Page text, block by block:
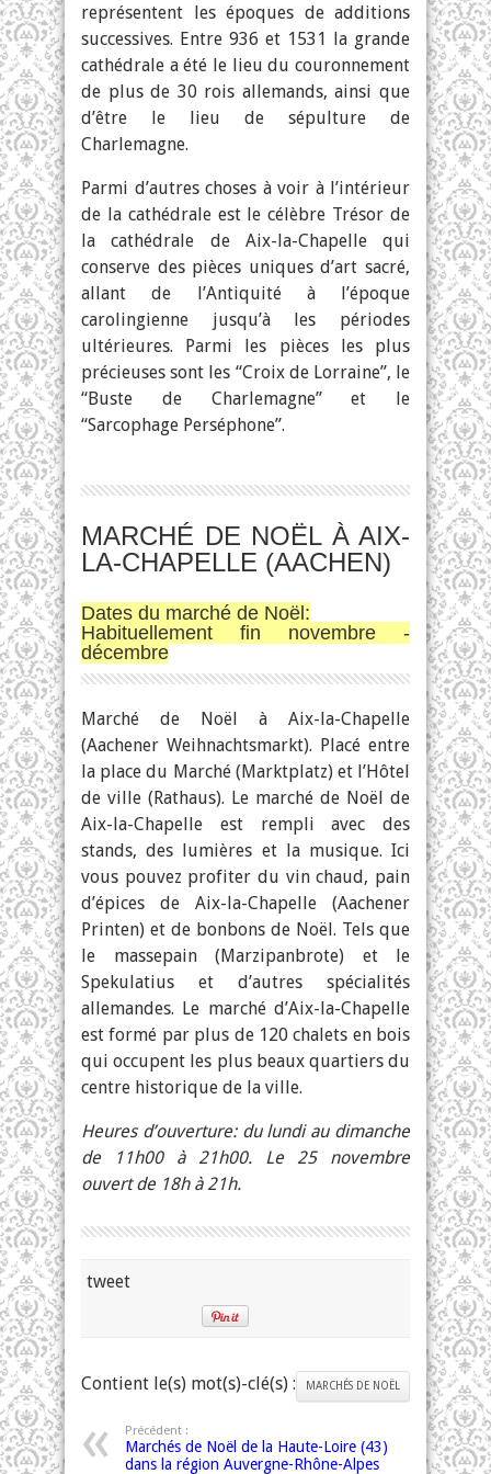
représentent les époques de additions
successives. Entre 936 et 1531 la grande
cathédrale a été le lieu du couronnement
de plus de 30 rois allemands, ainsi que
d’être le lieu de sépulture de
Charlemagne.
Parmi d’autres choses à voir à l’intérieur
de la cathédrale est le célèbre Trésor de
la cathédrale de Aix-la-Chapelle qui
conserve des pièces uniques d’art sacré,
allant de l’Antiquité à l’époque
carolingienne jusqu’à les périodes
ultérieures. Parmi les pièces les plus
précieuses sont les “Croix de Lorraine”, le
“Buste de Charlemagne” et le
“Sarcophage Perséphone”.
MARCHÉ DE NOËL À AIX-
LA-CHAPELLE (AACHEN)
Dates du marché de Noël:
Habituellement fin novembre -
décembre
Marché de Noël à Aix-la-Chapelle
(Aachener Weihnachtsmarkt). Placé entre
la place du Marché (Marktplatz) et l’Hôtel
de ville (Rathaus). Le marché de Noël de
Aix-la-Chapelle est rempli avec des
stands, des lumières et la musique. Ici
vous pouvez profiter du vin chaud, pain
d’épices de Aix-la-Chapelle (Aachener
Printen) et de bonbons de Noël. Tels que
le massepain (Marzipanbrote) et le
Spekulatius et d’autres spécialités
allemandes. Le marché d’Aix-la-Chapelle
est formé par plus de 120 chalets en bois
qui occupent les plus beaux quartiers du
centre historique de la ville.
Heures d’ouverture: du lundi au dimanche
de 11h00 à 21h00. Le 25 novembre
ouvert de 18h à 21h.
tweet
Contient le(s) mot(s)-clé(s) : MARCHÉS DE NOËL
Précédent :
Marchés de Noël de la Haute-Loire (43)
dans la région Auvergne-Rhône-Alpes